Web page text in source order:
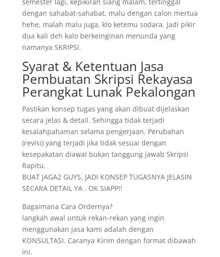
dengan sahabat-sahabat, malu dengan calon mertua
hehe, malah malu juga, klo ketemu sodara. Jadi pikir
dua kali deh kalo berkeinginan menunda yang
namanya SKRIPSI.
Syarat & Ketentuan Jasa
Pembuatan Skripsi Rekayasa
Perangkat Lunak Pekalongan
Pastikan konsep tugas yang akan dibuat dijelaskan
secara jelas & detail. Sehingga tidak terjadi
kesalahpahaman selama pengerjaan. Perubahan
(revisi) yang terjadi jika tidak sesuai dengan
kesepakatan diawal bukan tanggung jawab Skripsi
Rapitu.
BUAT JAGA2 GUYS, JADI KONSEP TUGASNYA JELASIN
SECARA DETAIL YA . OK SIAPP!!
Bagaimana Cara Ordernya?
langkah awal untuk rekan-rekan yang ingin
menggunakan jasa kami adalah dengan
KONSULTASI. Caranya Kirim dengan format dibawah
ini.